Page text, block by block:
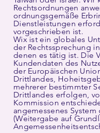
Rechtsordnungen
ordnungsgemäße
Dienstleistungen
vorgeschrieben ist.
Wix ist ein globales
der Rechtssprechung
denen es tätig ist. Die
Kundendaten des
der Europäischen
Drittlandes,
mehrerer bestimmter
Drittlandes erfolgen,
Kommission
angemessenes
(Weitergabe auf